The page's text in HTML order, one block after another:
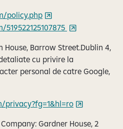
policy.php
House, Barrow Street.Dublin 4,
cu privire la
personal de catre Google,
privacy?fg=1&hl=ro
Gardner House, 2